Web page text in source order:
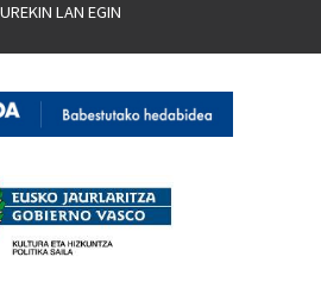
LAN EGIN